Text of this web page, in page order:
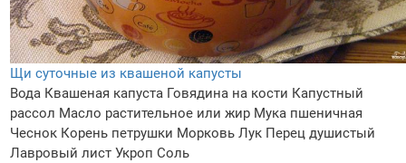
Щи суточные из квашеной капусты
Вода Квашеная капуста Говядина на кости Капустный
рассол Масло растительное или жир Мука пшеничная
Чеснок Корень петрушки Морковь Лук Перец душистый
Лавровый лист Укроп Соль